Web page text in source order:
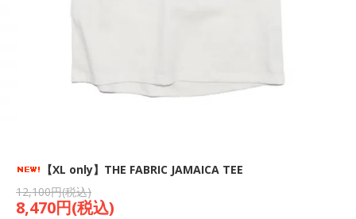
【XL only】THE FABRIC JAMAICA TEE
12,100円(税込)
8,470円(税込)